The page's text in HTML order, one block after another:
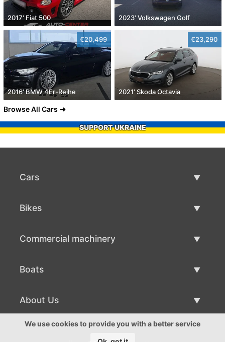
2017' Fiat 500 2023' Volkswagen Golf
€20,499
2016' BMW 4Er-Reihe
€23,290
2021' Skoda Octavia
Browse All Cars
SUPPORT UKRAINE
Cars
Bikes
Commercial machinery
Boats
Boat Sale
About Us
About Us
We use cookies to provide you with a better service